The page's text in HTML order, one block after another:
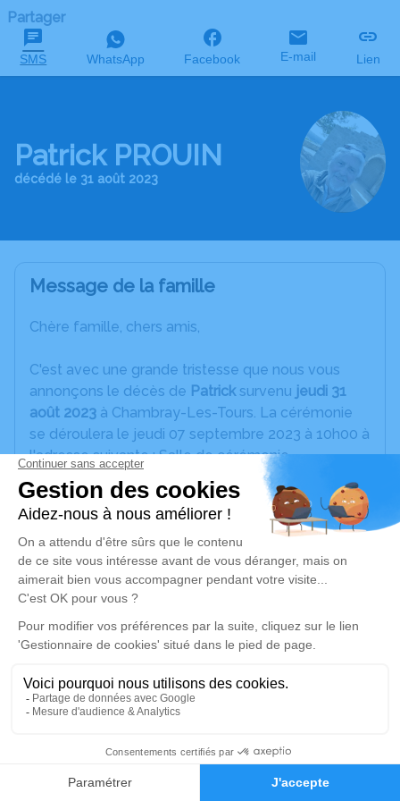
Faire-part Hommages
Partager
SMS WhatsApp Facebook E-mail Lien
Patrick PROUIN
décédé le 31 août 2023
Message de la famille
Chère famille, chers amis,
C'est avec une grande tristesse que nous vous
annonçons le décès de Patricksurvenu jeudi 31
août 2023 à Chambray-Les-Tours. La cérémonie
se déroulera le jeudi 07 septembre 2023 à 10h00 à
l'adresse suivante : Salle de cérémonie
Crématorium de Tours Rue des Landes - 37320
ESVRES-SUR-INDRE.
Ni fleur, ni plaque, ni couronne, tel qu'il le souhaitait.
Un service de plantation d’arbre hommage est
disponible ici.
Je rends hommage
Cérémonie
Salle de cérémonie Crématorium de Tours
Rue des Landes